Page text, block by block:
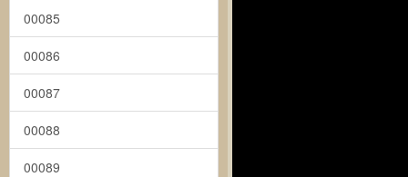
00085
00086
00087
00088
00089